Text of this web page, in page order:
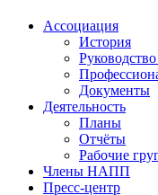
Ассоциация
История
Документы
Деятельность
Планы
Отчёты
Рабочие
Члены НАПП
Пресс-центр